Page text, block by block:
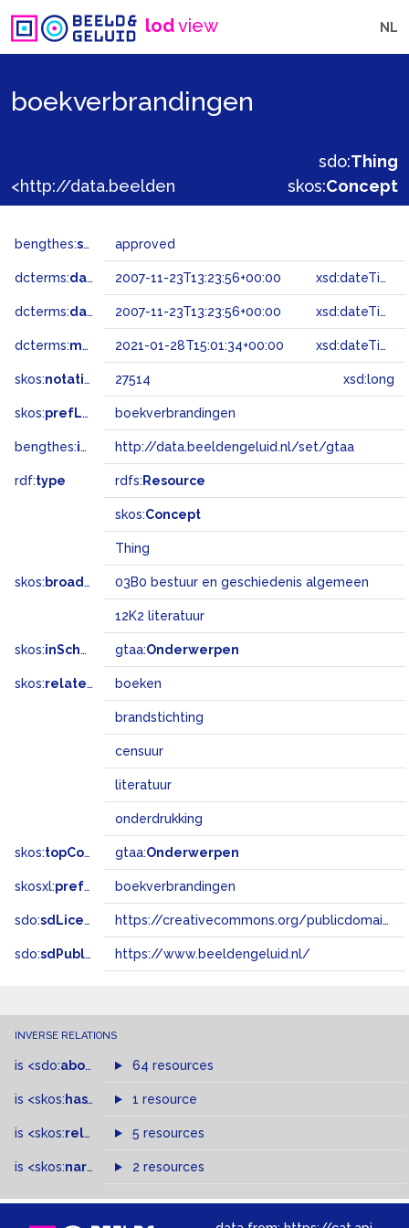
lodview NL
boekverbrandingen
sdo:Thing
skos:Concept
bengthes:status approved
dcterms:dateAccepted 2007-11-23T13:23:56+00:00 xsd:dateTime
dcterms:dateSubmitted 2007-11-23T13:23:56+00:00 xsd:dateTime
dcterms:modified 2021-01-28T15:01:34+00:00 xsd:dateTime
skos:notation 27514 xsd:long
skos:prefLabel boekverbrandingen
bengthes:inSet http://data.beeldengeluid.nl/set/gtaa
rdf:type rdfs: Resource
skos:Concept
Thing
skos: broadMatch 03B0 bestuur en geschiedenis algemeen
12K2 literatuur
skos:inScheme gtaa:Onderwerpen
skos:related boeken
brandstichting
censuur
literatuur
onderdrukking
skos:topConceptOf gtaa:Onderwerpen
skosxl:prefLabel boekverbrandingen
sdo:sdLicense https://creativecommons.org/publicdomain/zero/1.0/
sdo:sdPublisher https://www.beeldengeluid.nl/
INVERSE RELATIONS
is <sdo:about of 64 resources
is <skos: hasTopConcept >of
1 resource
is <skos:related > of
5 resources
is <skos:narrowMatch >of
2 resources